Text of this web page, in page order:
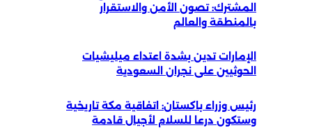
المشترك: تصون الأمن والاستقرار
بالمنطقة والعالم
الإمارات تدين بشدة اعتداء ميليشيات
الحوثيين على نجران السعودية
رئيس وزراء باكستان: اتفاقية مكة تاريخية
وستكون درعا للسلام لأجيال قادمة